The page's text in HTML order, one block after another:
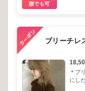
誰でも可
ブリーチレ
＊ブ
にし